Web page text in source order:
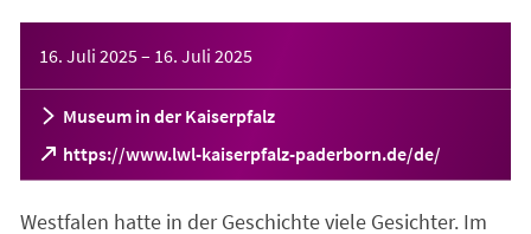
16. Juli 2025– 16. Juli 2025
Museum in der Kaiserpfalz
https://www.lwl-kaiserpfalz-paderborn.de/de/
(Öffnet
in
neuen
Westfalen hatte in der Geschichte viele Gesichter. Im